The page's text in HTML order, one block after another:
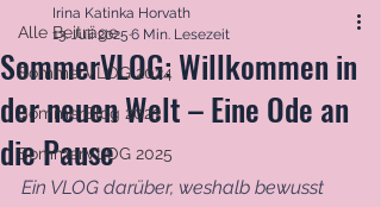
Alle Beiträge
SommerVLOG 2024
SommerBlog 2023
SommerVLOG 2025
SommerVLOG: Willkommen in
der neuen Welt – Eine Ode an
die Pause
Irina Katinka Horvath
13. Juli 2025 6 Min. Lesezeit
Ein VLOG darüber, weshalb bewusst